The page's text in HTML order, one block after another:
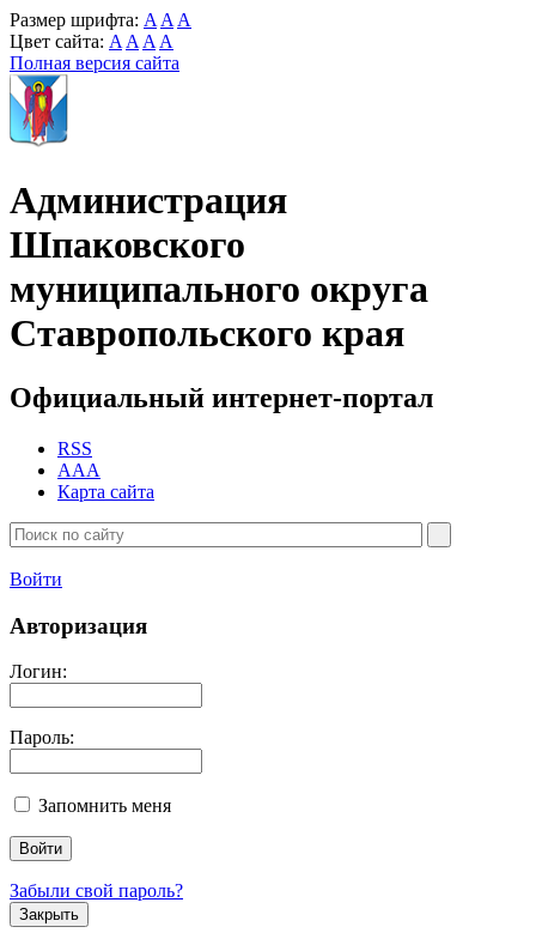
Размер шрифта: A A A
Цвет сайта: A A A A
Полная версия сайта
Администрация
Шпаковского
муниципального округа
Ставропольского края
Официальный интернет-портал
RSS
AAA
Карта сайта
Войти
Авторизация
Логин:
Пароль:
Запомнить меня
Забыли свой пароль?
Закрыть